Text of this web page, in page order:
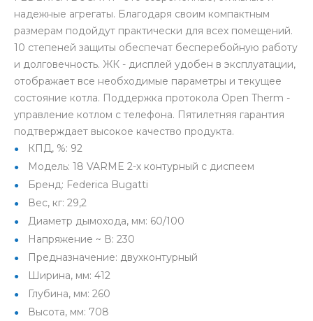
надежные агрегаты. Благодаря своим компактным
размерам подойдут практически для всех помещений.
10 степеней защиты обеспечат бесперебойную работу
и долговечность. ЖК - дисплей удобен в эксплуатации,
отображает все необходимые параметры и текущее
состояние котла. Поддержка протокола Open Therm -
управление котлом с телефона. Пятилетняя гарантия
подтверждает высокое качество продукта.
КПД, %: 92
Модель: 18 VARME 2-х контурный с диспеем
Бренд: Federica Bugatti
Вес, кг: 29,2
Диаметр дымохода, мм: 60/100
Напряжение ~ В: 230
Предназначение: двухконтурный
Ширина, мм: 412
Глубина, мм: 260
Высота, мм: 708